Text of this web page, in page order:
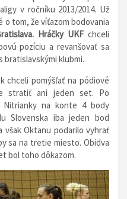
v ročníku 2013/2014. Už
tom, že víťazom bodovania
Hráčky UKF chceli
pozíciu a revanšovať sa
bratislavskými klubmi.
chceli pomýšľať na pódiové
stratiť ani jeden set. Po
Nitrianky na konte 4 body
Slovenska iba jeden bod
však Oktanu podarilo vyhrať
sa na tretie miesto. Obidva
bol toho dôkazom.